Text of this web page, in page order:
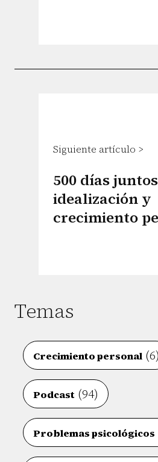
Siguiente artículo >
500 días
idealización y
crecimiento
Temas
Crecimiento personal (6)
Podcast (94)
Problemas psicológicos